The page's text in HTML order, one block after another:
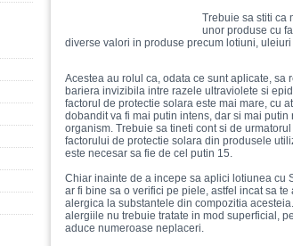
Trebuie sa stiti ca
unor produse cu
diverse valori in produse precum lotiuni,
Acestea au rolul ca, odata ce sunt aplicate, sa
bariera invizibila intre razele ultraviolete si
factorul de protectie solara este mai mare, cu
dobandit va fi mai putin intens, dar si mai putin
organism. Trebuie sa tineti cont si de
factorului de protectie solara din produsele
este necesar sa fie de cel putin 15.
Chiar inainte de a incepe sa aplici lotiunea cu
ar fi bine sa o verifici pe piele, astfel incat sa te
alergica la substantele din compozitia
alergiile nu trebuie tratate in mod superficial,
aduce numeroase neplaceri.